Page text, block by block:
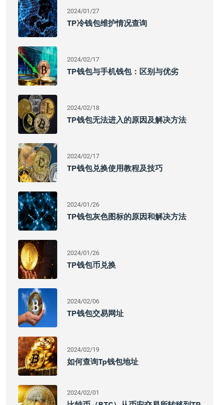
2024/01/27
TP冷钱包维护情况查询
2024/02/17
TP钱包与手机钱包：区别与优劣
2024/02/18
TP钱包无法进入的原因及解决方法
2024/02/17
TP钱包兑换使用教程及技巧
2024/01/26
TP钱包灰色图标的原因和解决方法
2024/01/26
TP钱包币兑换
2024/02/06
TP钱包交易网址
2024/02/19
如何查询tp钱包地址
2024/02/01